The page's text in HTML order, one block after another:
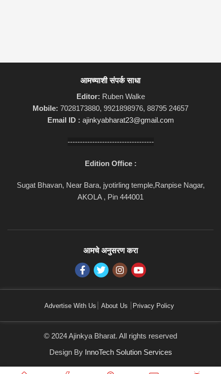
आमच्याशी संपर्क साधा
Editor: Ruben Walke
Mobile: 7028173880, 9921898976, 88795 24657
Email ID : ajinkyabharat23@gmail.com
-----------------------------------
Edition Office :
Sugat Bhavan, Near Bara, jyotirling temple,Ranpise Nagar,
AKOLA , Pin 444001
आमचे अनुसरण करा
Advertise With Us About Us Privacy Policy
© 2024 Ajinkya Bharat. All rights reserved
Design By InnoTech Solution Services